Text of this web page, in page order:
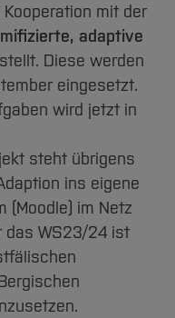
Kooperation mit der
adaptive
Diese werden
eingesetzt.
wird jetzt in
steht übrigens
ins eigene
(Moodle) im Netz
das WS23/24 ist